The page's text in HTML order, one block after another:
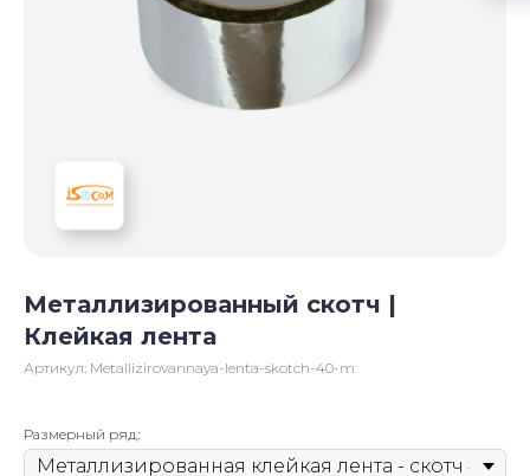
Металлизированный скотч |
Клейкая лента
Артикул: Metallizirovannaya-lenta-skotch-40-m
Размерный ряд: